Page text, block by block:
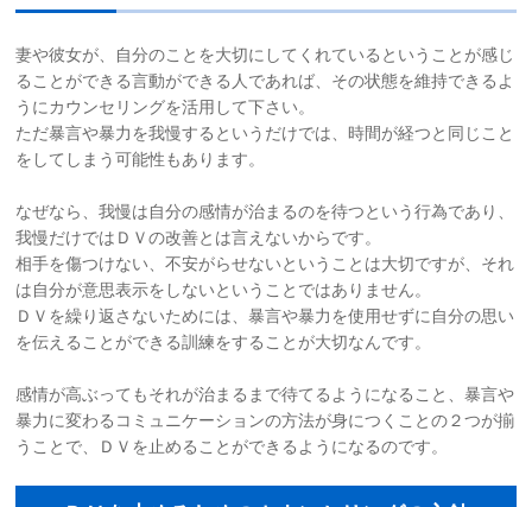
妻や彼女が、自分のことを大切にしてくれているということが感じ
ることができる言動ができる人であれば、その状態を維持できるよ
うにカウンセリングを活用して下さい。
ただ暴言や暴力を我慢するというだけでは、時間が経つと同じこと
をしてしまう可能性もあります。
なぜなら、我慢は自分の感情が治まるのを待つという行為であり、
我慢だけではＤＶの改善とは言えないからです。
相手を傷つけない、不安がらせないということは大切ですが、それ
は自分が意思表示をしないということではありません。
ＤＶを繰り返さないためには、暴言や暴力を使用せずに自分の思い
を伝えることができる訓練をすることが大切なんです。
感情が高ぶってもそれが治まるまで待てるようになること、暴言や
暴力に変わるコミュニケーションの方法が身につくことの２つが揃
うことで、ＤＶを止めることができるようになるのです。